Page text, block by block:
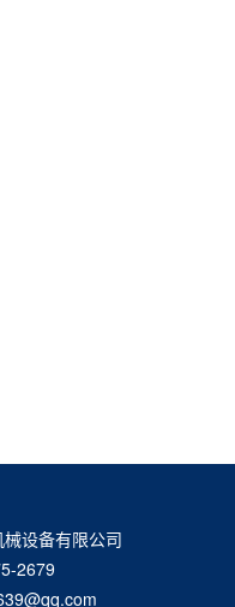
设备有限公司
2679